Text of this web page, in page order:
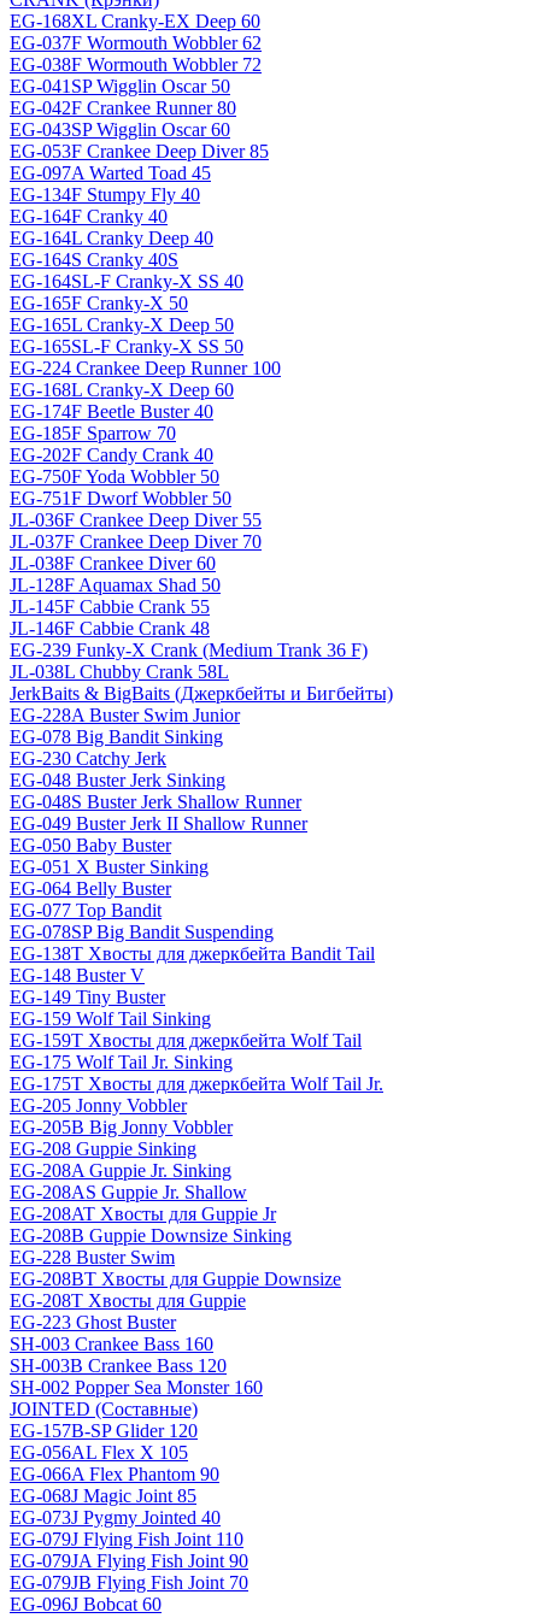
EG-168XL Cranky-EX Deep 60
EG-037F Wormouth Wobbler 62
EG-038F Wormouth Wobbler 72
EG-041SP Wigglin Oscar 50
EG-042F Crankee Runner 80
EG-043SP Wigglin Oscar 60
EG-053F Crankee Deep Diver 85
EG-097A Warted Toad 45
EG-134F Stumpy Fly 40
EG-164F Cranky 40
EG-164L Cranky Deep 40
EG-164S Cranky 40S
EG-164SL-F Cranky-X SS 40
EG-165F Cranky-X 50
EG-165L Cranky-X Deep 50
EG-165SL-F Cranky-X SS 50
EG-224 Crankee Deep Runner 100
EG-168L Cranky-X Deep 60
EG-174F Beetle Buster 40
EG-185F Sparrow 70
EG-202F Candy Crank 40
EG-750F Yoda Wobbler 50
EG-751F Dworf Wobbler 50
JL-036F Crankee Deep Diver 55
JL-037F Crankee Deep Diver 70
JL-038F Crankee Diver 60
JL-128F Aquamax Shad 50
JL-145F Cabbie Crank 55
JL-146F Cabbie Crank 48
EG-239 Funky-X Crank (Medium Trank 36 F)
JL-038L Chubby Crank 58L
JerkBaits & BigBaits (Джеркбейты и Бигбейты)
EG-228A Buster Swim Junior
EG-078 Big Bandit Sinking
EG-230 Catchy Jerk
EG-048 Buster Jerk Sinking
EG-048S Buster Jerk Shallow Runner
EG-049 Buster Jerk II Shallow Runner
EG-050 Baby Buster
EG-051 X Buster Sinking
EG-064 Belly Buster
EG-077 Top Bandit
EG-078SP Big Bandit Suspending
EG-138T Хвосты для джеркбейта Bandit Tail
EG-148 Buster V
EG-149 Tiny Buster
EG-159 Wolf Tail Sinking
EG-159T Хвосты для джеркбейта Wolf Tail
EG-175 Wolf Tail Jr. Sinking
EG-175T Хвосты для джеркбейта Wolf Tail Jr.
EG-205 Jonny Vobbler
EG-205B Big Jonny Vobbler
EG-208 Guppie Sinking
EG-208A Guppie Jr. Sinking
EG-208AS Guppie Jr. Shallow
EG-208AT Хвосты для Guppie Jr
EG-208B Guppie Downsize Sinking
EG-228 Buster Swim
EG-208BT Хвосты для Guppie Downsize
EG-208T Хвосты для Guppie
EG-223 Ghost Buster
SH-003 Crankee Bass 160
SH-003B Crankee Bass 120
SH-002 Popper Sea Monster 160
JOINTED (Составные)
EG-157B-SP Glider 120
EG-056AL Flex X 105
EG-066A Flex Phantom 90
EG-068J Magic Joint 85
EG-073J Pygmy Jointed 40
EG-079J Flying Fish Joint 110
EG-079JA Flying Fish Joint 90
EG-079JB Flying Fish Joint 70
EG-096J Bobcat 60